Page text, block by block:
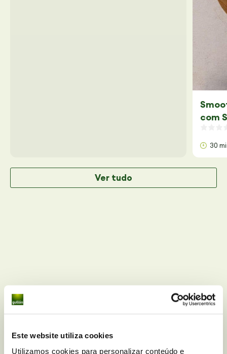
Este website utiliza cookies
Utilizamos cookies para personalizar conteúdo e
com
30
Ver tudo
nutricional sobre